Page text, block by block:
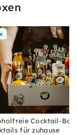
Cocktail-Box
für zuhause